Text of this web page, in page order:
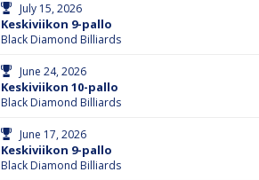
July 15, 2026
Keskiviikon 9-pallo
Black Diamond Billiards
June 24, 2026
Keskiviikon 10-pallo
Black Diamond Billiards
June 17, 2026
Keskiviikon 9-pallo
Black Diamond Billiards